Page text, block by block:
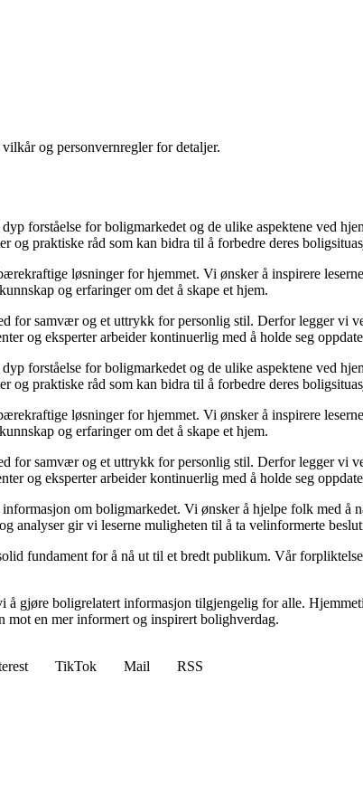
og personvernregler for detaljer.
forståelse for boligmarkedet og de ulike aspektene ved
og praktiske råd som kan bidra til å forbedre deres
løsninger for hjemmet. Vi ønsker å inspirere
og erfaringer om det å skape et hjem.
for samvær og et uttrykk for personlig stil. Derfor legger vi
og eksperter arbeider kontinuerlig med å holde seg
forståelse for boligmarkedet og de ulike aspektene ved
og praktiske råd som kan bidra til å forbedre deres
løsninger for hjemmet. Vi ønsker å inspirere
og erfaringer om det å skape et hjem.
for samvær og et uttrykk for personlig stil. Derfor legger vi
og eksperter arbeider kontinuerlig med å holde seg
om boligmarkedet. Vi ønsker å hjelpe folk med å
analyser gir vi leserne muligheten til å ta velinformerte
fundament for å nå ut til et bredt publikum. Vår
gjøre boligrelatert informasjon tilgjengelig for alle.
mot en mer informert og inspirert bolighverdag.
TikTok Mail
RSS